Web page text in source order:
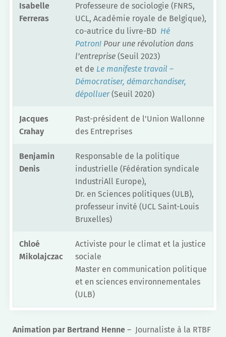
Isabelle
Ferreras
Professeure de sociologie (FNRS,
UCL, Académie royale de Belgique),
co-autrice du livre-BD Hé
Patron! Pour une révolution dans
l’entreprise (Seuil 2023)
et de Le manifeste travail –
Démocratiser, démarchandiser,
dépolluer(Seuil 2020)
Jacques
Crahay
Past-président de l’Union Wallonne
des Entreprises
Benjamin
Denis
Responsable de la politique
industrielle (Fédération syndicale
IndustriAll Europe),
Dr. en Sciences politiques (ULB),
professeur invité (UCL Saint-Louis
Bruxelles)
Chloé
Mikolajczac
Activiste pour le climat et la justice
sociale
Master en communication politique
et en sciences environnementales
(ULB)
Animation par Bertrand Henne – Journaliste à la RTBF